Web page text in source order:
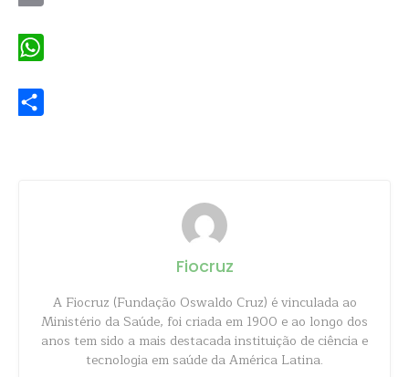
Fiocruz
A Fiocruz (Fundação Oswaldo Cruz) é vinculada ao
Ministério da Saúde, foi criada em 1900 e ao longo dos
anos tem sido a mais destacada instituição de ciência e
tecnologia em saúde da América Latina.